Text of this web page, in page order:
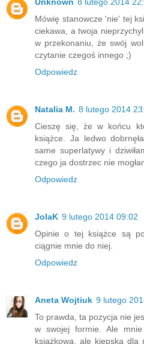
Unknown 8 lutego 2014
Mówię stanowcze 'nie' tej
ciekawa, a twoja
w przekonaniu, że swój
czytanie czegoś innego ;)
Odpowiedz
Natalia M. 8 lutego 2014
Cieszę się, że w końcu
książce. Ja ledwo
same superlatywy i
czego ja dostrzec nie
Odpowiedz
JolaK 9 lutego 2014 09:02
Opinie o tej książce są
ciągnie mnie do niej.
Odpowiedz
Aneta Wojtiuk 9 lutego
To prawda, ta pozycja nie
w swojej formie. Ale mnie
książkowa, ale kiepska dla